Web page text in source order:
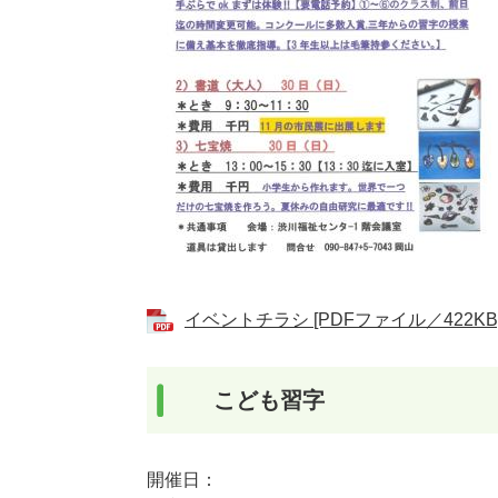
イベントチラシ [PDFファイル／
こども習字
開催日：